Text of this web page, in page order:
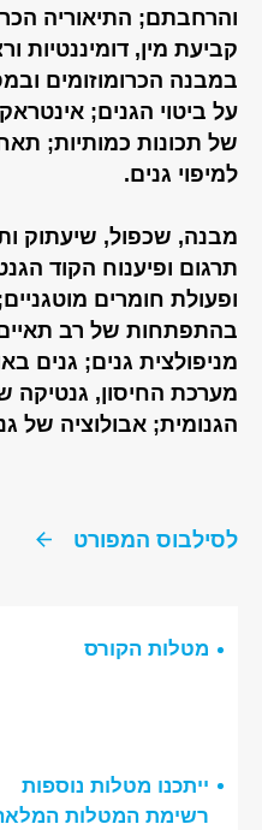
והרחבתם; התיאוריה
קביעת מין, דומיננטיות
במבנה הכרומוזומים
על ביטוי הגנים;
של תכונות כמותיות;
למיפוי גנים.
מבנה, שכפול, שיעתוק
תרגום ופיענוח הקוד
ופעולת חומרים
בהתפתחות של רב
מניפולצית גנים; גנים
מערכת החיסון,
הגנומית; אבולוציה של
לסילבוס המפורט
מטלות הקורס
ייתכנו מטלות נוספות
רשימת המטלות